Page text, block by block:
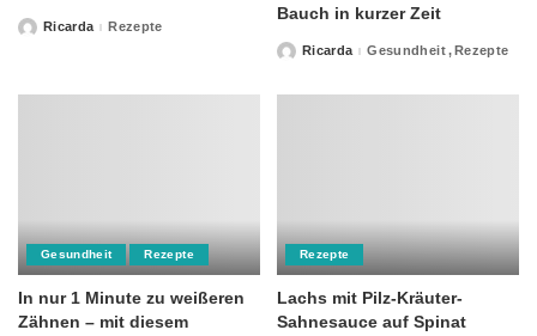
PostedRicarda Rezepte
Bauch in kurzer Zeit
PostedRicarda Gesundheit Rezepte
Gesundheit Rezepte
In nur 1 Minute zu weißeren
Zähnen – mit diesem
Rezepte
Lachs mit Pilz-Kräuter-
Sahnesauce auf Spinat